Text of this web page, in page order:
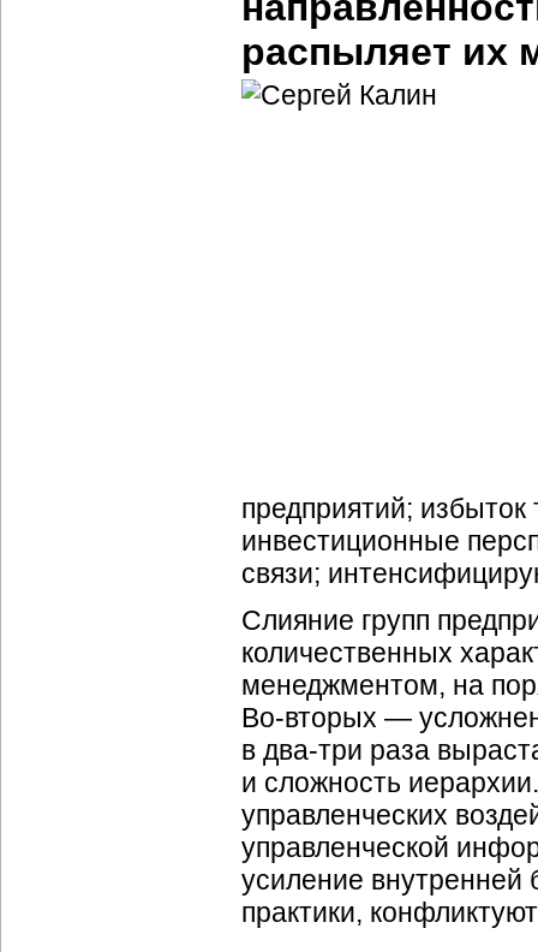
распыляет их
предприятий; избыток
инвестиционные
связи;
Слияние групп
количественных
менеджментом, на
Во-вторых —
в два-три раза
и сложность
управленческих
управленческой
усиление внутренней
практики,